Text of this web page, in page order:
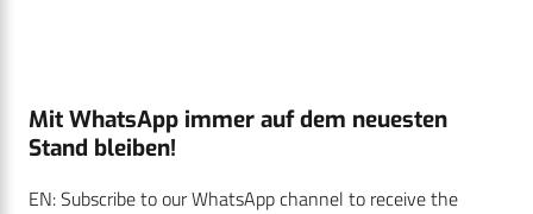
Mit WhatsApp immer auf dem neuesten
Stand bleiben!
EN: Subscribe to our WhatsApp channel to receive the